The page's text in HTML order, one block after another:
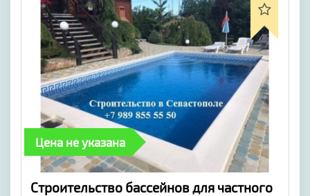
Цена не указана
Строительство бассейнов для частного